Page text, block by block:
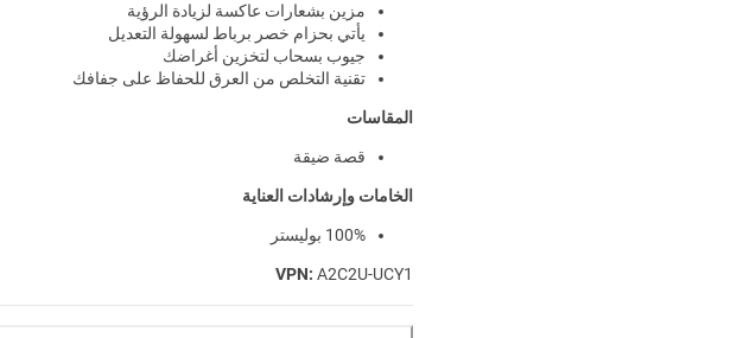
مزين بشعارات عاكسة لزيادة الرؤية
يأتي بحزام خصر برباط لسهولة التعديل
جيوب بسحاب لتخزين أغراضك
تقنية التخلص من العرق للحفاظ على جفافك
المقاسات
قصة ضيقة
الخامات وإرشادات العناية
100% بوليستر
VPN: A2C2U-UCY1